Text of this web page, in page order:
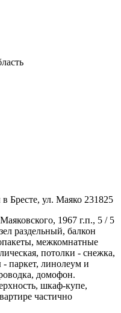
Бресте, ул. Маяко 231825
1967 г.п., 5 / 5
раздельный, балкон
межкомнатные
потолки - снежка,
паркет, линолеум и
домофон.
шкаф-купе,
частично